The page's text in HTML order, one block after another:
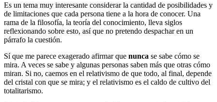
Es un tema muy interesante considerar la cantidad de posibilidades y
de limitaciones que cada persona tiene a la hora de conocer. Una
rama de la filosofía, la teoría del conocimiento, lleva siglos
reflexionando sobre esto, así que no pretendo despachar en un
párrafo la cuestión.
Sí que me parece exagerado afirmar que nunca se sabe cómo se
mira. A veces se sabe y algunas personas saben más que otras cómo
miran. Si no, caemos en el relativismo de que todo, al final, depende
del cristal con que se mira; y el relativismo es el caldo de cultivo del
totalitarismo.